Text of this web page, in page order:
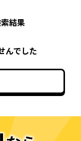
結果
んでした